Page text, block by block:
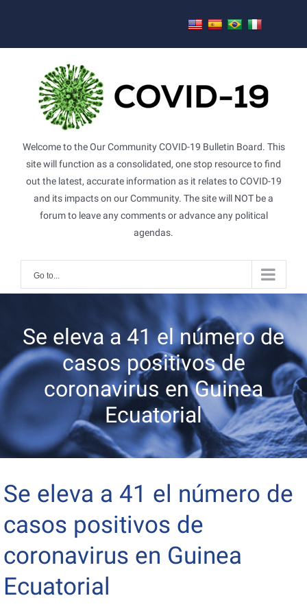
Welcome to the Our Community COVID-19 Bulletin Board. This
site will function as a consolidated, one stop resource to find
out the latest, accurate information as it relates to COVID-19
and its impacts on our Community. The site will NOT be a
forum to leave any comments or advance any political
agendas.
Go to...
Se eleva a 41 el número de
casos positivos de
coronavirus en Guinea
Ecuatorial
Se eleva a 41 el número de
casos positivos de
coronavirus en Guinea
Ecuatorial